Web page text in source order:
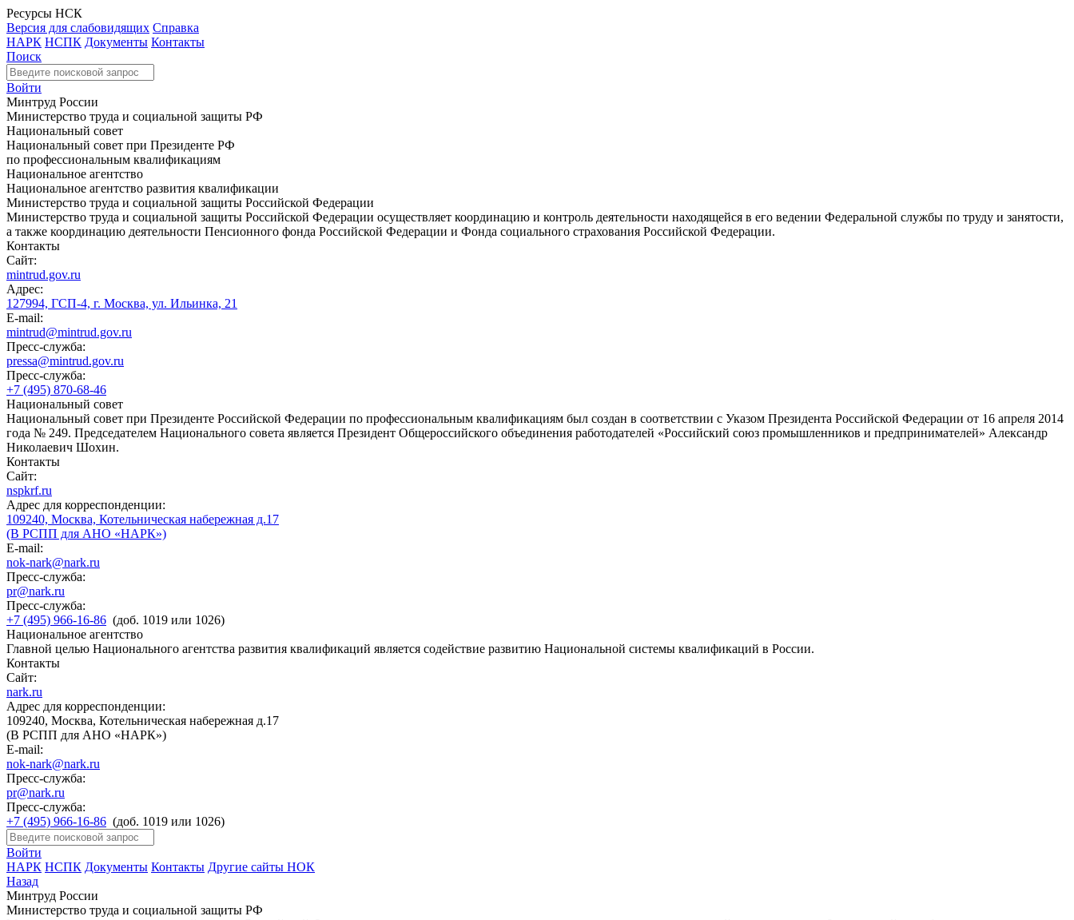
Ресурсы НСК
Версия для слабовидящих Справка
НАРК НСПК Документы Контакты
Поиск
Войти
Минтруд России
Министерство труда и социальной защиты РФ
Национальный совет
Национальный совет при Президенте РФ
по профессиональным квалификациям
Национальное агентство
Национальное агентство развития квалификации
Министерство труда и социальной защиты Российской Федерации
Министерство труда и социальной защиты Российской Федерации осуществляет координацию и контроль деятельности находящейся в его ведении Федеральной службы по труду и занятости,
а также координацию деятельности Пенсионного фонда Российской Федерации и Фонда социального страхования Российской Федерации.
Контакты
Сайт:
mintrud.gov.ru
Адрес:
127994, ГСП-4, г. Москва, ул. Ильинка, 21
E-mail:
mintrud@mintrud.gov.ru
Пресс-служба:
pressa@mintrud.gov.ru
Пресс-служба:
+7 (495) 870-68-46
Национальный совет
Национальный совет при Президенте Российской Федерации по профессиональным квалификациям был создан в соответствии с Указом Президента Российской Федерации от 16 апреля 2014
года № 249. Председателем Национального совета является Президент Общероссийского объединения работодателей «Российский союз промышленников и предпринимателей» Александр
Николаевич Шохин.
Контакты
Сайт:
nspkrf.ru
Адрес для корреспонденции:
109240, Москва, Котельническая набережная д.17
(В РСПП для АНО «НАРК»)
E-mail:
nok-nark@nark.ru
Пресс-служба:
pr@nark.ru
Пресс-служба:
+7 (495) 966-16-86 (доб. 1019 или 1026)
Национальное агентство
Главной целью Национального агентства развития квалификаций является содействие развитию Национальной системы квалификаций в России.
Контакты
Сайт:
nark.ru
Адрес для корреспонденции:
109240, Москва, Котельническая набережная д.17
(В РСПП для АНО «НАРК»)
E-mail:
nok-nark@nark.ru
Пресс-служба:
pr@nark.ru
Пресс-служба:
+7 (495) 966-16-86 (доб. 1019 или 1026)
Войти
НАРК НСПК Документы Контакты Другие сайты НОК
Назад
Минтруд России
Министерство труда и социальной защиты РФ